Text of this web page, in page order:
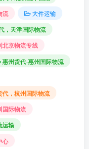
流
大件运输
，天津国际物流
北京物流专线
惠州货代-惠州国际物流
代，杭州国际物流
国际物流
运输
心